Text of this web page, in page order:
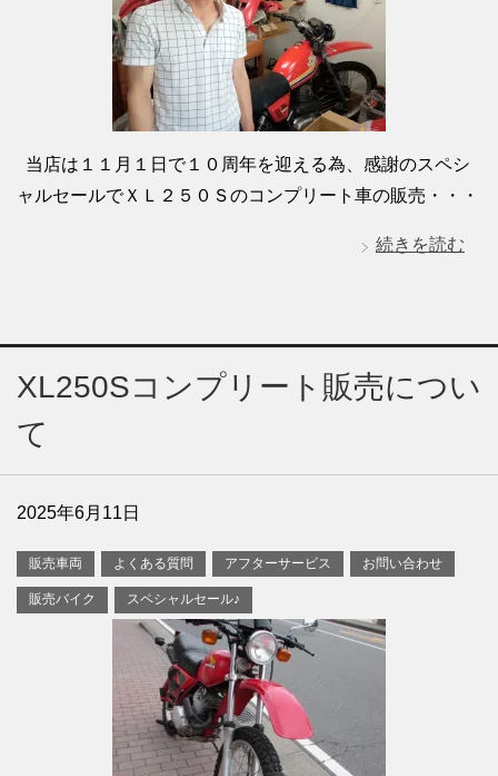
当店は１１月１日で１０周年を迎える為、感謝のスペシ
ャルセールでＸＬ２５０Ｓのコンプリート車の販売・・・
続きを読む
XL250Sコンプリート販売につい
て
2025年6月11日
販売車両 よくある質問 アフターサービス お問い合わせ
販売バイク スペシャルセール♪